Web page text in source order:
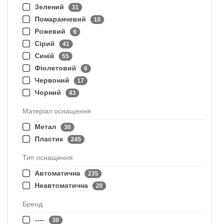
Зелений 31
Помаранчевий 10
Рожевий 6
Сірий 41
Синій 55
Фіолетовий 6
Червоний 17
Чорний 43
Матеріал оснащення
Метал
30
Пластик 245
Тип оснащення
Автоматична
235
Неавтоматична 20
Бренд
----
30